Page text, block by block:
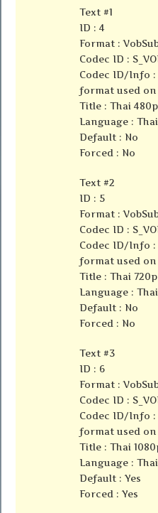
Text #1
ID : 4
Format :
Codec ID :
Codec ID/Info
format used on
Title : Thai 480p
Language : Thai
Default : No
Forced : No
Text #2
ID : 5
Format :
Codec ID :
Codec ID/Info
format used on
Title : Thai 720p
Language : Thai
Default : No
Forced : No
Text #3
ID : 6
Format :
Codec ID :
Codec ID/Info
format used on
Title : Thai
Language : Thai
Default : Yes
Forced : Yes